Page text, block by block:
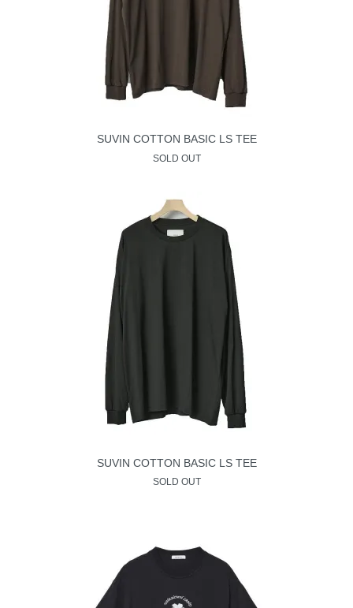
SUVIN COTTON BASIC LS TEE
SOLD OUT
SUVIN COTTON BASIC LS TEE
SOLD OUT